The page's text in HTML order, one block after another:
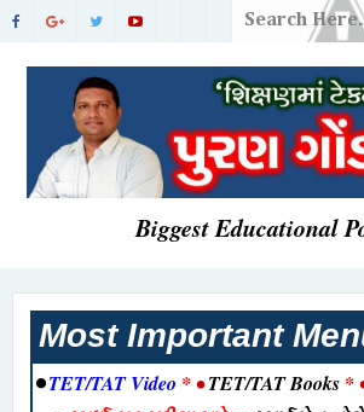
Biggest Educational
Most Important
•TET/TAT Video * •TET/TAT Books *